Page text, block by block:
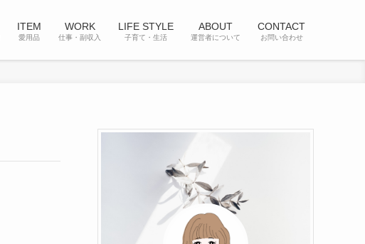
ITEM
愛用品
WORK
仕事・副収入
LIFE STYLE
子育て・生活
ABOUT
運営者について
CONTACT
お問い合わせ